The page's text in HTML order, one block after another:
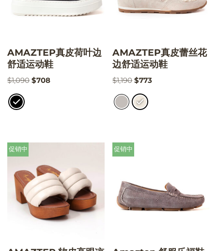
AMAZTEP真皮荷叶边
舒适运动鞋
$1,090 $708
AMAZTEP真皮蕾丝花
边舒适运动鞋
$1,190 $773
促销中 促销中